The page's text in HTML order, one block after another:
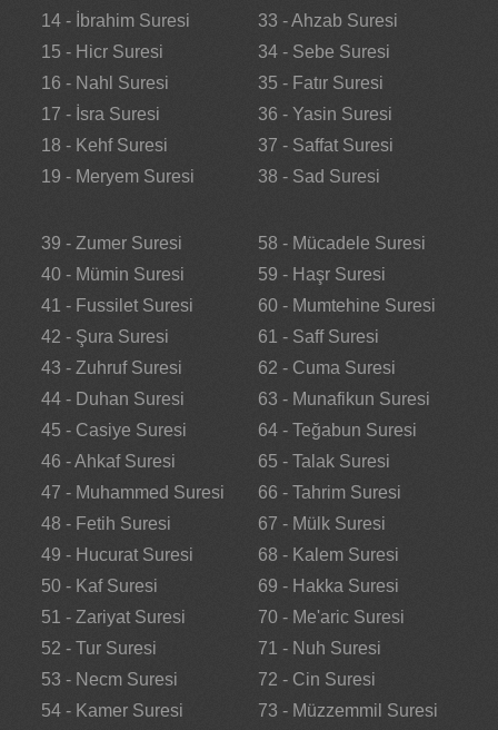
14 - İbrahim Suresi
15 - Hicr Suresi
16 - Nahl Suresi
17 - İsra Suresi
18 - Kehf Suresi
19 - Meryem Suresi
33 - Ahzab Suresi
34 - Sebe Suresi
35 - Fatır Suresi
36 - Yasin Suresi
37 - Saffat Suresi
38 - Sad Suresi
39 - Zumer Suresi
40 - Mümin Suresi
41 - Fussilet Suresi
42 - Şura Suresi
43 - Zuhruf Suresi
44 - Duhan Suresi
45 - Casiye Suresi
46 - Ahkaf Suresi
47 - Muhammed Suresi
48 - Fetih Suresi
49 - Hucurat Suresi
50 - Kaf Suresi
51 - Zariyat Suresi
52 - Tur Suresi
53 - Necm Suresi
54 - Kamer Suresi
58 - Mücadele Suresi
59 - Haşr Suresi
60 - Mumtehine Suresi
61 - Saff Suresi
62 - Cuma Suresi
63 - Munafikun Suresi
64 - Teğabun Suresi
65 - Talak Suresi
66 - Tahrim Suresi
67 - Mülk Suresi
68 - Kalem Suresi
69 - Hakka Suresi
70 - Me'aric Suresi
71 - Nuh Suresi
72 - Cin Suresi
73 - Müzzemmil Suresi